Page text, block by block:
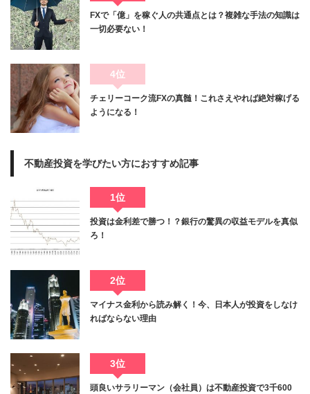
FXで「億」を稼ぐ人の共通点とは？複雑な手法の知識は
一切必要ない！
4位
チェリーコーク流FXの真髄！これさえやれば絶対稼げる
ようになる！
不動産投資を学びたい方におすすめ記事
1位
投資は金利差で勝つ！？銀行の驚異の収益モデルを真似
ろ！
2位
マイナス金利から読み解く！今、日本人が投資をしなけ
ればならない理由
3位
頭良いサラリーマン（会社員）は不動産投資で3千600